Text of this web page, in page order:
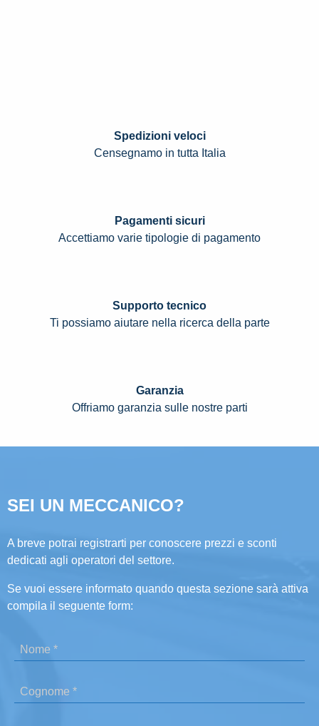
Spedizioni veloci
Censegnamo in tutta Italia
Pagamenti sicuri
Accettiamo varie tipologie di pagamento
Supporto tecnico
Ti possiamo aiutare nella ricerca della parte
Garanzia
Offriamo garanzia sulle nostre parti
SEI UN MECCANICO?
A breve potrai registrarti per conoscere prezzi e sconti
dedicati agli operatori del settore.
Se vuoi essere informato quando questa sezione sarà attiva
compila il seguente form: